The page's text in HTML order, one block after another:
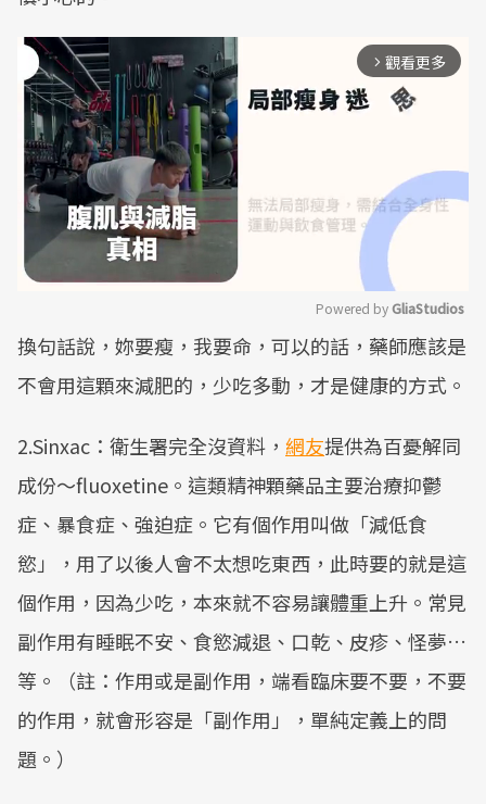
arrow_forward_ios 觀看更多
Mute
Powered by GliaStudios
換句話說，妳要瘦，我要命，可以的話，藥師應該是
不會用這顆來減肥的，少吃多動，才是健康的方式。
2.Sinxac：衛生署完全沒資料， 網友提供為百憂解同
成份～fluoxetine。這類精神顆藥品主要治療抑鬱
症、暴食症、強迫症。它有個作用叫做「減低食
慾」，用了以後人會不太想吃東西，此時要的就是這
個作用，因為少吃，本來就不容易讓體重上升。常見
副作用有睡眠不安、食慾減退、口乾、皮疹、怪夢…
等。（註：作用或是副作用，端看臨床要不要，不要
的作用，就會形容是「副作用」，單純定義上的問
題。）